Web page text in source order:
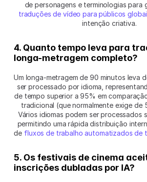
traduções de vídeo para públicos
intenção criativa.
4. Quanto tempo leva para
longa-metragem completo?
Um longa-metragem de 90 minutos leva
ser processado por idioma,
de tempo superior a 95% em
tradicional (que normalmente exige de
Vários idiomas podem ser processados
permitindo uma rápida distribuição
de fluxos de trabalho automatizados de
5. Os festivais de cinema
inscrições dubladas por IA?